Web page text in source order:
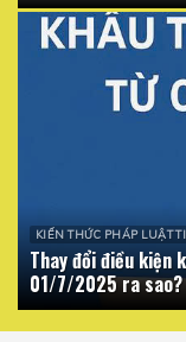
KIẾN THỨC PHÁP LUẬT
Thay đổi điều kiện
01/7/2025 ra sao?